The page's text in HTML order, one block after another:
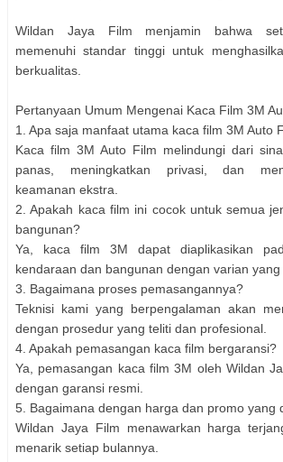
Wildan Jaya Film menjamin bahwa
memenuhi standar tinggi untuk
berkualitas.
Pertanyaan Umum Mengenai Kaca Film 3M
1. Apa saja manfaat utama kaca film 3M Auto
Kaca film 3M Auto Film melindungi dari
panas, meningkatkan privasi, dan
keamanan ekstra.
2. Apakah kaca film ini cocok untuk semua
bangunan?
Ya, kaca film 3M dapat diaplikasikan
kendaraan dan bangunan dengan varian yang
3. Bagaimana proses pemasangannya?
Teknisi kami yang berpengalaman akan
dengan prosedur yang teliti dan profesional.
4. Apakah pemasangan kaca film bergaransi?
Ya, pemasangan kaca film 3M oleh Wildan
dengan garansi resmi.
5. Bagaimana dengan harga dan promo yang
Wildan Jaya Film menawarkan harga
menarik setiap bulannya.